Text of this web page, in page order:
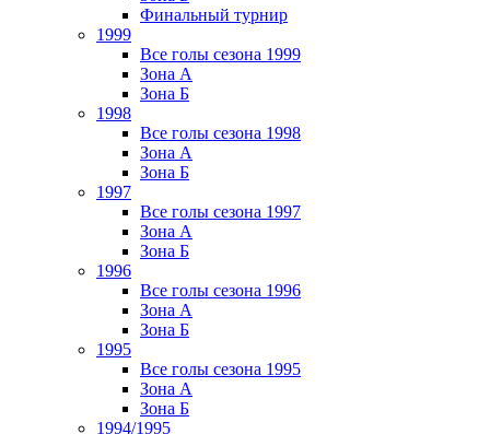
Финальный турнир
1999
Все голы сезона 1999
Зона А
Зона Б
1998
Все голы сезона 1998
Зона А
Зона Б
1997
Все голы сезона 1997
Зона А
Зона Б
1996
Все голы сезона 1996
Зона А
Зона Б
1995
Все голы сезона 1995
Зона А
Зона Б
1994/1995